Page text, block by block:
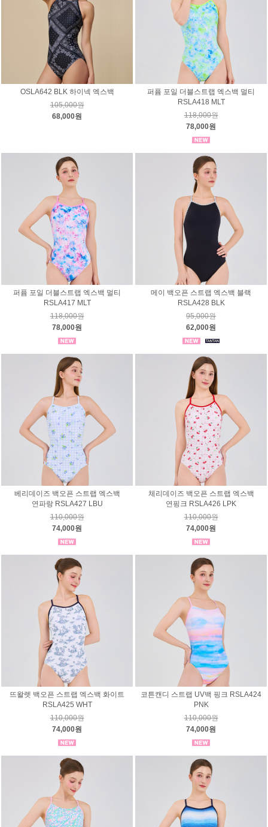
OSLA642 BLK 하이넥 엑스백
105,000원
68,000원
퍼퓸 포일 더블스트랩 엑스백 멀티
RSLA418 MLT
118,000원
78,000원
퍼퓸 포일 더블스트랩 엑스백 멀티
RSLA417 MLT
118,000원
78,000원
메이 백오픈 스트랩 엑스백 블랙
RSLA428 BLK
95,000원
62,000원
베리데이즈 백오픈 스트랩 엑스백
연파랑 RSLA427 LBU
110,000원
74,000원
체리데이즈 백오픈 스트랩 엑스백
연핑크 RSLA426 LPK
110,000원
74,000원
뜨왈렛 백오픈 스트랩 엑스백 화이트
RSLA425 WHT
110,000원
74,000원
코튼캔디 스트랩 UV백 핑크 RSLA424
PNK
110,000원
74,000원